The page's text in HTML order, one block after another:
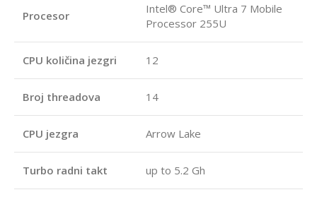
Procesor
Intel® Core™ Ultra 7 Mobile
Processor 255U
CPU količina jezgri 12
Broj threadova 14
CPU jezgra Arrow Lake
Turbo radni takt up to 5.2 Gh